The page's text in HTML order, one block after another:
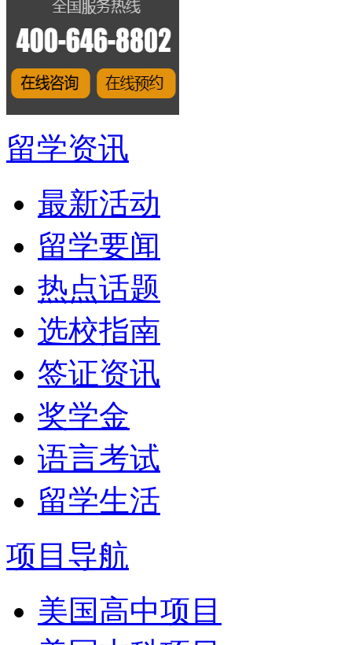
留学资讯
最新活动
留学要闻
热点话题
选校指南
签证资讯
奖学金
语言考试
留学生活
项目导航
美国高中项目